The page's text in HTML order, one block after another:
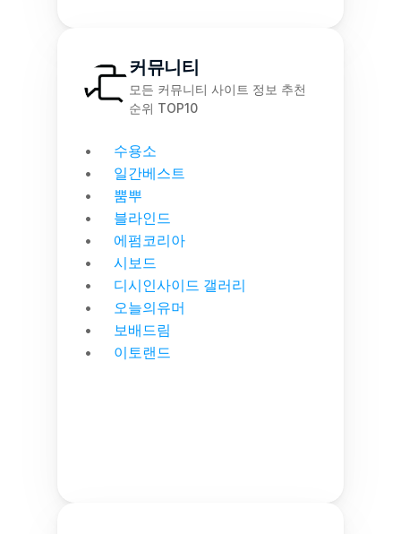
커뮤니티
모든 커뮤니티 사이트 정보 추천
순위 TOP10
수용소
일간베스트
뿜뿌
블라인드
에펌코리아
시보드
디시인사이드 갤러리
오늘의유머
보배드림
이토랜드